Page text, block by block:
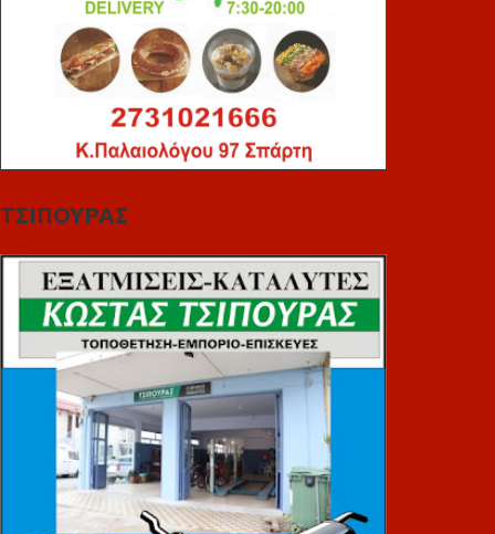
ΤΣΙΠΟΥΡΑΣ